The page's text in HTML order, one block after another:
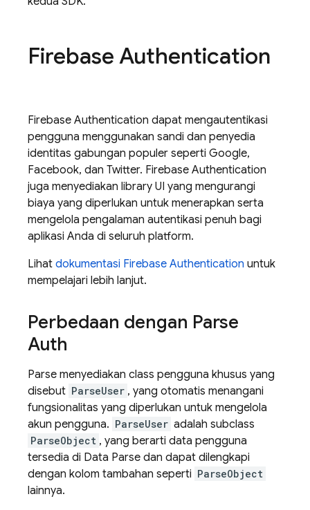
Firebase Authentication
Firebase Authentication dapat mengautentikasi
pengguna menggunakan sandi dan penyedia
identitas gabungan populer seperti Google,
Facebook, dan Twitter. Firebase Authentication
juga menyediakan library UI yang mengurangi
biaya yang diperlukan untuk menerapkan serta
mengelola pengalaman autentikasi penuh bagi
aplikasi Anda di seluruh platform.
Lihat dokumentasi Firebase Authentication untuk
mempelajari lebih lanjut.
Perbedaan dengan Parse
Auth
Parse menyediakan class pengguna khusus yang
disebut ParseUser , yang otomatis menangani
fungsionalitas yang diperlukan untuk mengelola
akun pengguna. ParseUser adalah subclass
ParseObject , yang berarti data pengguna
tersedia di Data Parse dan dapat dilengkapi
dengan kolom tambahan seperti ParseObject
lainnya.